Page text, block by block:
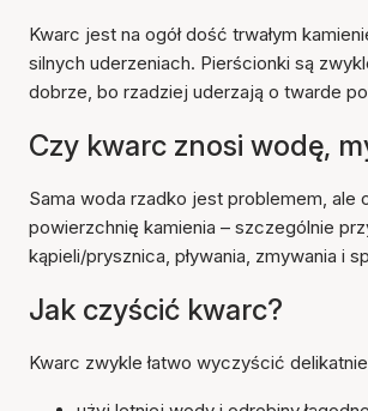
Kwarc jest na ogół dość trwałym
silnych uderzeniach. Pierścionki są
dobrze, bo rzadziej uderzają o twarde
Czy kwarc znosi wodę,
Sama woda rzadko jest problemem, ale
powierzchnię kamienia – szczególnie
kąpieli/prysznica, pływania, zmywania i
Jak czyścić kwarc?
Kwarc zwykle łatwo wyczyścić